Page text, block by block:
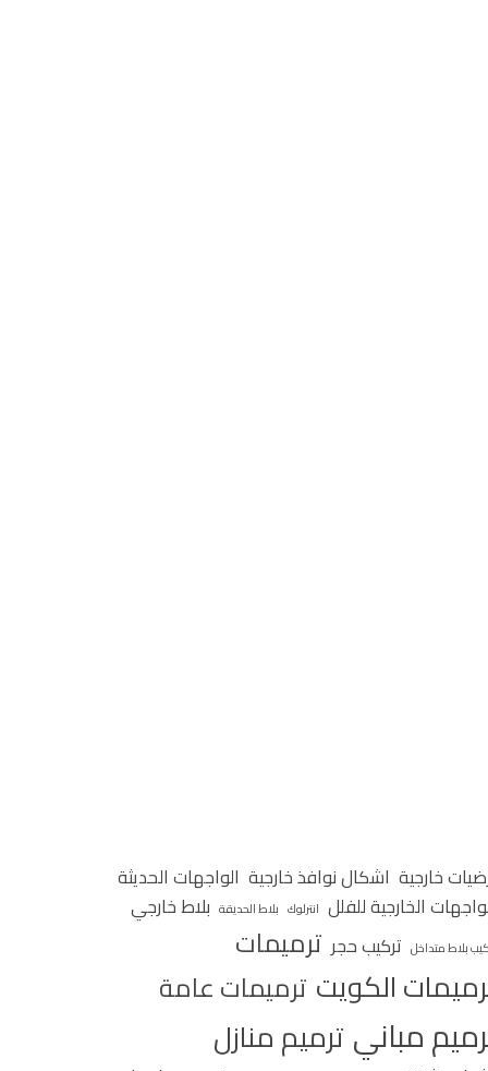
خارجية اشكال نوافذ خارجية الواجهات الحديثة
الخارجية للفلل انترلوك بلاط الحديقة بلاط خارجي
بلاط متداخل تركيب حجر ترميمات
الكويت ترميمات عامة
مباني ترميم منازل